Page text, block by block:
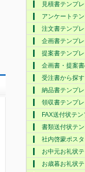
見積書テンプ
アンケートテ
注文書テンプ
企画書テンプ
提案書テンプ
企画書・提案
受注書から探す
納品書テンプ
領収書テンプ
FAX送付状テ
書類送付状テ
社内啓蒙ポス
お中元お礼状
お歳暮お礼状